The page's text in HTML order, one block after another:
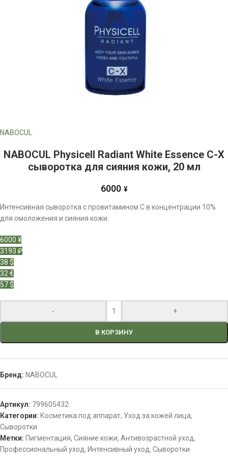
NABOCUL
NABOCUL Physiсell Radiant White Essence C-X
сыворотка для сияния кожи, 20 мл
6000 ¥
Интенсивная сыворотка с провитамином С в концентрации 10%
для омоложения и сияния кожи.
6000 ¥
3193 ₽
38 $
32 €
57 $
- +
В КОРЗИНУ
Бренд: NABOCUL
Артикул: 799605432
Категории: Косметика под аппарат, Уход за кожей лица,
Сыворотки
Метки: Пигментация, Сияние кожи, Антивозрастной уход,
Профессиональный уход, Интенсивный уход, Сыворотки